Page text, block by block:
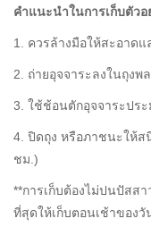
คำแนะนำในการเก็บตัวอ
1. ควรล้างมือให้สะอาดแ
2. ถ่ายอุจจาระลงในถุงพ
3. ใช้ช้อนตักอุจจาระปร
4. ปิดถุง หรือภาชนะให้ส
ชม.)
**การเก็บต้องไม่ปนปัสส
ที่สุดให้เก็บตอนเช้าของวั